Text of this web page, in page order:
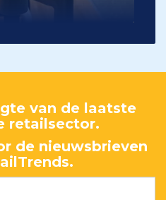
van de laatste
retailsector.
de nieuwsbrieven